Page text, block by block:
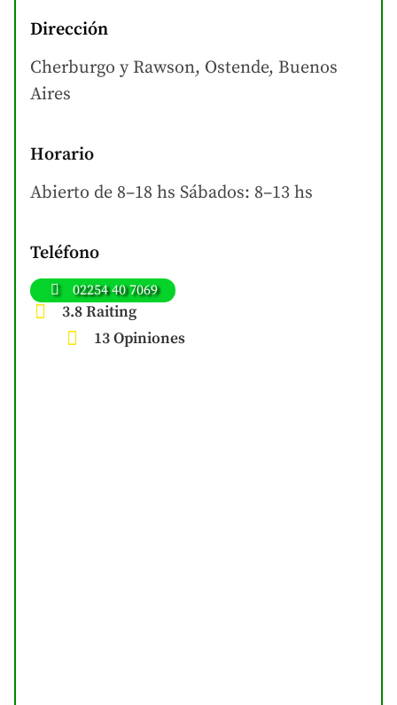
Dirección
Cherburgo y Rawson, Ostende, Buenos
Aires
Horario
Abierto de 8–18 hs Sábados: 8–13 hs
Teléfono
02254 40 7069
3.8 Raiting
13 Opiniones